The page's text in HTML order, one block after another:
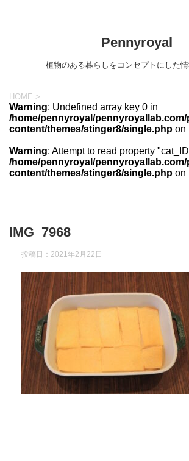
Pennyroyal
植物のある暮らしをコンセプトにした
HOME >
Warning: Undefined array key 0 in
/home/pennyroyal/
content/themes/stinger8/single.php on
Warning: Attempt to read property
/home/pennyroyal/
content/themes/stinger8/single.php on
IMG_7968
投稿日： 2021年2月22日